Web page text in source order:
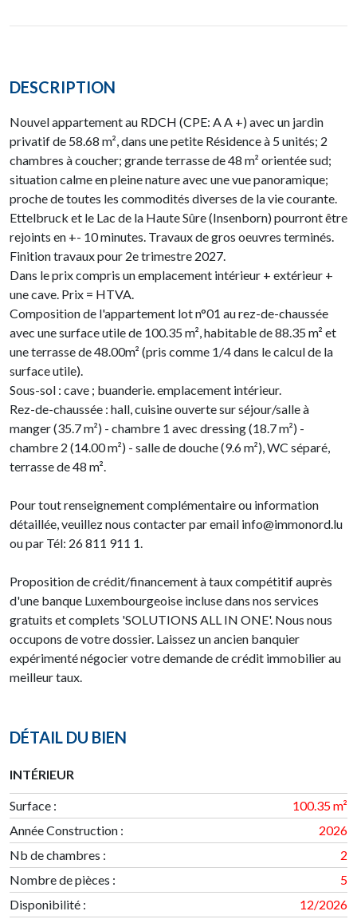
DESCRIPTION
Nouvel appartement au RDCH (CPE: A A +) avec un jardin
privatif de 58.68 m², dans une petite Résidence à 5 unités; 2
chambres à coucher; grande terrasse de 48 m² orientée sud;
situation calme en pleine nature avec une vue panoramique;
proche de toutes les commodités diverses de la vie courante.
Ettelbruck et le Lac de la Haute Sûre (Insenborn) pourront être
rejoints en +- 10 minutes. Travaux de gros oeuvres terminés.
Finition travaux pour 2e trimestre 2027.
Dans le prix compris un emplacement intérieur + extérieur +
une cave. Prix = HTVA.
Composition de l'appartement lot n°01 au rez-de-chaussée
avec une surface utile de 100.35 m², habitable de 88.35 m² et
une terrasse de 48.00m² (pris comme 1/4 dans le calcul de la
surface utile).
Sous-sol : cave ; buanderie. emplacement intérieur.
Rez-de-chaussée : hall, cuisine ouverte sur séjour/salle à
manger (35.7 m²) - chambre 1 avec dressing (18.7 m²) -
chambre 2 (14.00 m²) - salle de douche (9.6 m²), WC séparé,
terrasse de 48 m².
Pour tout renseignement complémentaire ou information
détaillée, veuillez nous contacter par email info@immonord.lu
ou par Tél: 26 811 911 1.
Proposition de crédit/financement à taux compétitif auprès
d'une banque Luxembourgeoise incluse dans nos services
gratuits et complets 'SOLUTIONS ALL IN ONE'. Nous nous
occupons de votre dossier. Laissez un ancien banquier
expérimenté négocier votre demande de crédit immobilier au
meilleur taux.
DÉTAIL DU BIEN
INTÉRIEUR
Surface :
100.35 m²
Année Construction :
2026
Nb de chambres :
2
Nombre de pièces :
5
Disponibilité : 12/2026